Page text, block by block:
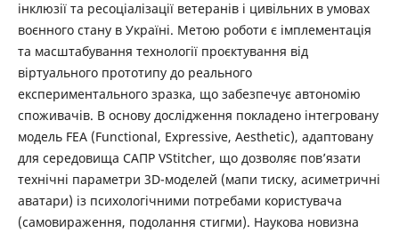
інклюзії та ресоціалізації ветеранів і цивільних в умовах
воєнного стану в Україні. Метою роботи є імплементація
та масштабування технології проєктування від
віртуального прототипу до реального
експериментального зразка, що забезпечує автономію
споживачів. В основу дослідження покладено інтегровану
модель FEA (Functional, Expressive, Aesthetic), адаптовану
для середовища САПР VStitcher, що дозволяє пов’язати
технічні параметри 3D-моделей (мапи тиску, асиметричні
аватари) із психологічними потребами користувача
(самовираження, подолання стигми). Наукова новизна